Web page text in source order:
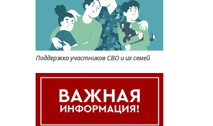
Поддержка участников СВО и их семей